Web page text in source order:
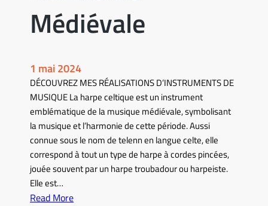
Médiévale
1 mai 2024
DÉCOUVREZ MES RÉALISATIONS D’INSTRUMENTS DE
MUSIQUE La harpe celtique est un instrument
emblématique de la musique médiévale, symbolisant
la musique et l’harmonie de cette période. Aussi
connue sous le nom de telenn en langue celte, elle
correspond à tout un type de harpe à cordes pincées,
jouée souvent par un harpe troubadour ou harpeiste.
Elle est…
Read More